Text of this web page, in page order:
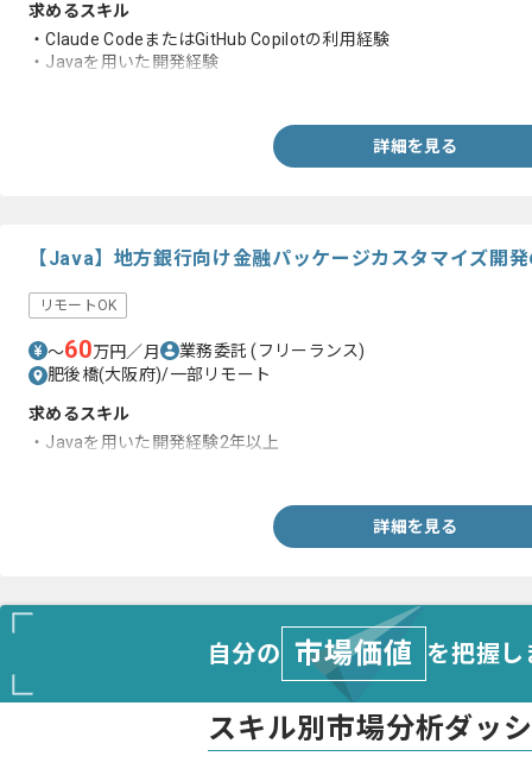
求めるスキル
・Claude CodeまたはGitHub Copilotの利用経験
・Javaを用いた開発経験
詳細を見る
【Java】地方銀行向け金融パッケージカスタマイズ開
リモートOK
〜60万円／月 業務委託(フリーランス)
肥後橋(大阪府)/一部リモート
求めるスキル
・Javaを用いた開発経験2年以上
詳細を見る
自分の 市場価値 を把握
スキル別市場分析ダッ